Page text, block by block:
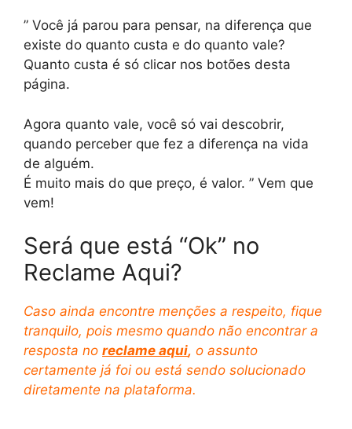
” Você já parou para pensar, na diferença que
existe do quanto custa e do quanto vale?
Quanto custa é só clicar nos botões desta
página.
Agora quanto vale, você só vai descobrir,
quando perceber que fez a diferença na vida
de alguém.
É muito mais do que preço, é valor. ” Vem que
vem!
Será que está “Ok” no
Reclame Aqui?
Caso ainda encontre menções a respeito, fique
tranquilo, pois mesmo quando não encontrar a
resposta no reclame aqui, o assunto
certamente já foi ou está sendo solucionado
diretamente na plataforma.